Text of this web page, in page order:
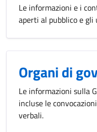
Le informazioni e i
aperti al pubblico e
Organi di
Le informazioni sulla
incluse le
verbali.